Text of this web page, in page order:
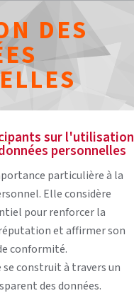
DES
sur l'utilisation
personnelles
particulière à la
Elle considère
pour renforcer la
et affirmer son
conformité.
se construit à travers un
des données.